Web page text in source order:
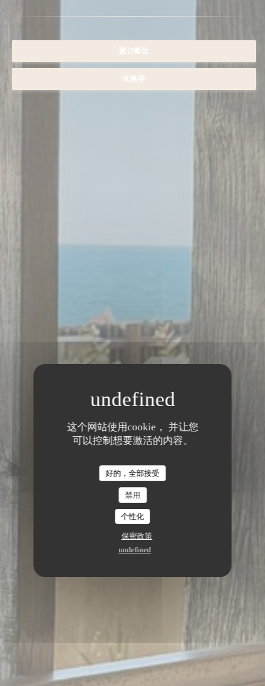
这个网站使用cookie， 并让您
可以控制想要激活的内容。
好的，全部接受
禁用
个性化
保密政策
undefined
预订餐位
优惠券